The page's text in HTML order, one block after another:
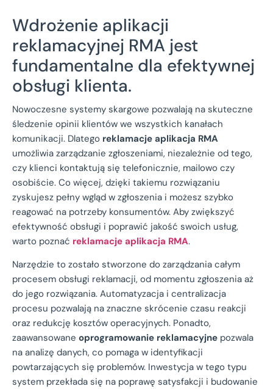
Wdrożenie aplikacji
reklamacyjnej RMA jest
fundamentalne dla efektywnej
obsługi klienta.
Nowoczesne systemy skargowe pozwalają na skuteczne
śledzenie opinii klientów we wszystkich kanałach
komunikacji. Dlatego reklamacje aplikacja RMA
umożliwia zarządzanie zgłoszeniami, niezależnie od tego,
czy klienci kontaktują się telefonicznie, mailowo czy
osobiście. Co więcej, dzięki takiemu rozwiązaniu
zyskujesz pełny wgląd w zgłoszenia i możesz szybko
reagować na potrzeby konsumentów. Aby zwiększyć
efektywność obsługi i poprawić jakość swoich usług,
warto poznać reklamacje aplikacja RMA.
Narzędzie to zostało stworzone do zarządzania całym
procesem obsługi reklamacji, od momentu zgłoszenia aż
do jego rozwiązania. Automatyzacja i centralizacja
procesu pozwalają na znaczne skrócenie czasu reakcji
oraz redukcję kosztów operacyjnych. Ponadto,
zaawansowane oprogramowanie reklamacyjne pozwala
na analizę danych, co pomaga w identyfikacji
powtarzających się problemów. Inwestycja w tego typu
system przekłada się na poprawę satysfakcji i budowanie